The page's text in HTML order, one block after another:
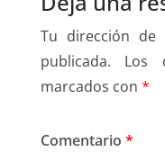
Tu dirección de
publicada.
Los
marcados con *
Comentario *